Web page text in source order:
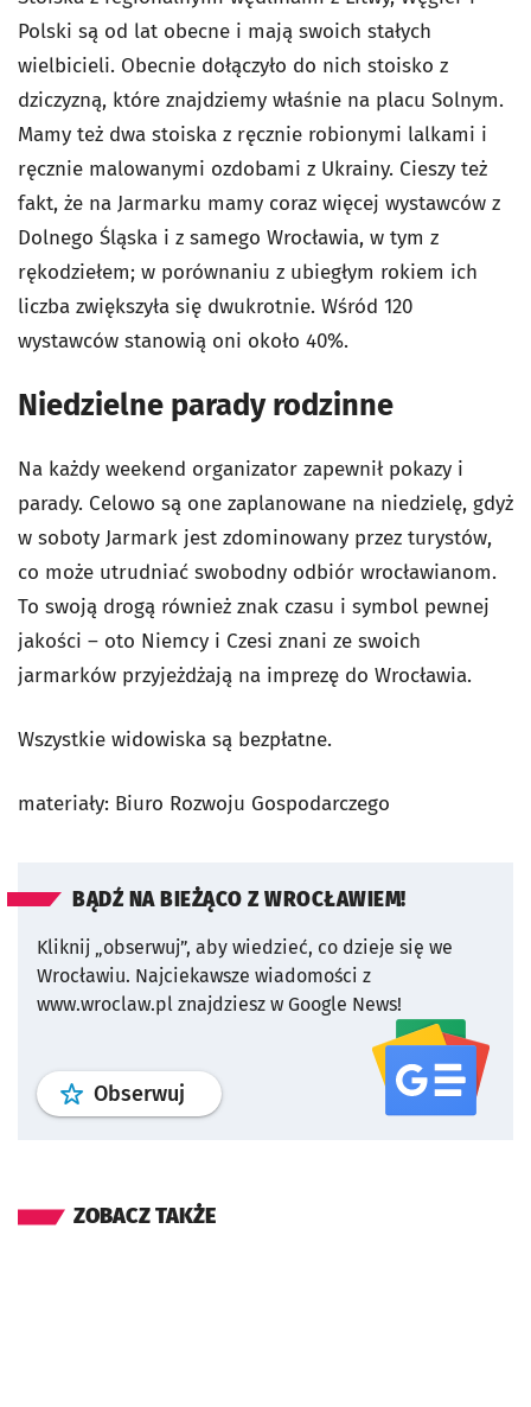
Polski są od lat obecne i mają swoich stałych
wielbicieli. Obecnie dołączyło do nich stoisko z
dziczyzną, które znajdziemy właśnie na placu Solnym.
Mamy też dwa stoiska z ręcznie robionymi lalkami i
ręcznie malowanymi ozdobami z Ukrainy. Cieszy też
fakt, że na Jarmarku mamy coraz więcej wystawców z
Dolnego Śląska i z samego Wrocławia, w tym z
rękodziełem; w porównaniu z ubiegłym rokiem ich
liczba zwiększyła się dwukrotnie. Wśród 120
wystawców stanowią oni około 40%.
Niedzielne parady rodzinne
Na każdy weekend organizator zapewnił pokazy i
parady. Celowo są one zaplanowane na niedzielę, gdyż
w soboty Jarmark jest zdominowany przez turystów,
co może utrudniać swobodny odbiór wrocławianom.
To swoją drogą również znak czasu i symbol pewnej
jakości – oto Niemcy i Czesi znani ze swoich
jarmarków przyjeżdżają na imprezę do Wrocławia.
Wszystkie widowiska są bezpłatne.
materiały: Biuro Rozwoju Gospodarczego
BĄDŹ NA BIEŻĄCO Z WROCŁAWIEM!
Kliknij „obserwuj”, aby wiedzieć, co dzieje się we
Wrocławiu. Najciekawsze wiadomości z
www.wroclaw.pl znajdziesz w Google News!
Obserwuj profil serwisu
ZOBACZ TAKŻE